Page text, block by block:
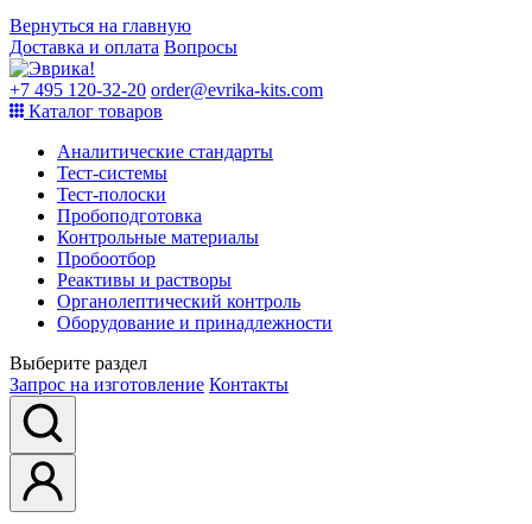
Вернуться на главную
Доставка и оплата Вопросы
+7 495 120-32-20 order@evrika-kits.com
Каталог товаров
Аналитические стандарты
Тест-системы
Тест-полоски
Пробоподготовка
Контрольные материалы
Пробоотбор
Реактивы и растворы
Органолептический контроль
Оборудование и принадлежности
Выберите раздел
Запрос на изготовление Контакты